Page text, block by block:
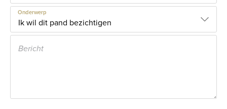
Onderwerp